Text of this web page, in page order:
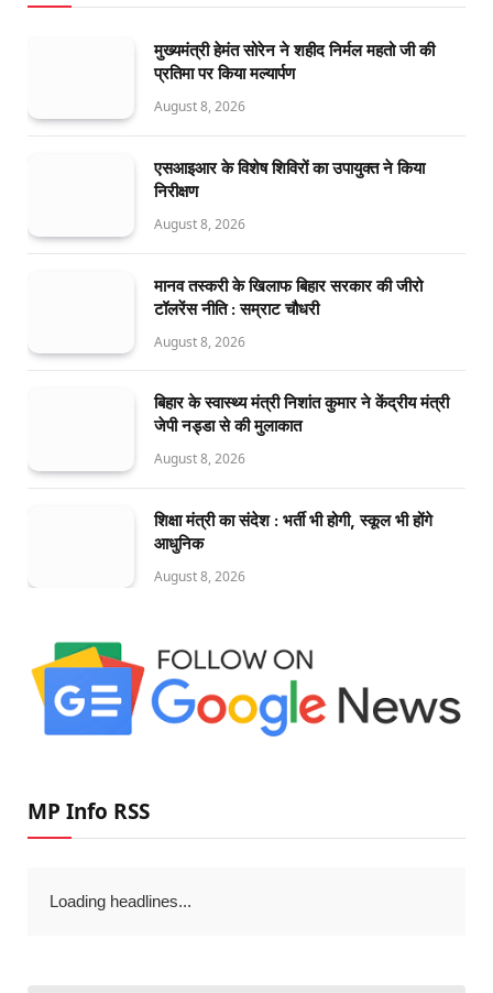
मुख्यमंत्री हेमंत सोरेन ने शहीद निर्मल महतो जी की
प्रतिमा पर किया मल्यार्पण
August 8, 2026
एसआइआर के विशेष शिविरों का उपायुक्त ने किया
निरीक्षण
August 8, 2026
मानव तस्करी के खिलाफ बिहार सरकार की जीरो
टॉलरेंस नीति : सम्राट चौधरी
August 8, 2026
बिहार के स्वास्थ्य मंत्री निशांत कुमार ने केंद्रीय मंत्री
जेपी नड्डा से की मुलाकात
August 8, 2026
शिक्षा मंत्री का संदेश : भर्ती भी होगी, स्कूल भी होंगे
आधुनिक
August 8, 2026
MP Info RSS
Loading headlines...